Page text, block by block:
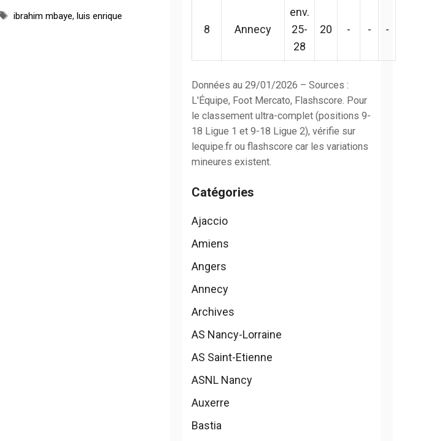
Étiquettes
ibrahim mbaye,luis enrique
8 Annecy
env.
25-
28
20 - - -
Données au 29/01/2026 – Sources :
L'Équipe, Foot Mercato, Flashscore. Pour
le classement ultra-complet (positions 9-
18 Ligue 1 et 9-18 Ligue 2), vérifie sur
lequipe.fr ou flashscore car les variations
mineures existent.
Catégories
Ajaccio
Amiens
Angers
Annecy
Archives
AS Nancy-Lorraine
AS Saint-Etienne
ASNL Nancy
Auxerre
Bastia